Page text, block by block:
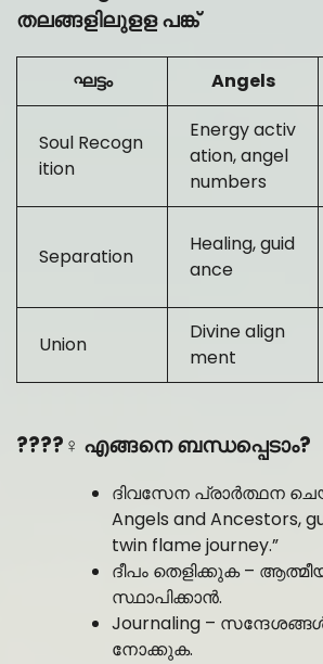
തലങ്ങളിലുളള പങ്ക്
ഘട്ടം Angels
Soul Recogn
ition
Energy activ
ation, angel
numbers
Separation
Healing, guid
ance
Union
Divine align
ment
????‍♀️ എങ്ങനെ ബന്ധപ്പെടാം?
ദിവസേന പ്രാർത്ഥന
Angels and Ancestors,
twin flame journey.”
ദീപം തെളിക്കുക –
സ്ഥാപിക്കാൻ.
Journaling –
നോക്കുക.